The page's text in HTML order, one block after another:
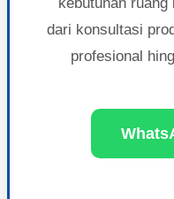
kebutuhan
dari konsultasi
profesional